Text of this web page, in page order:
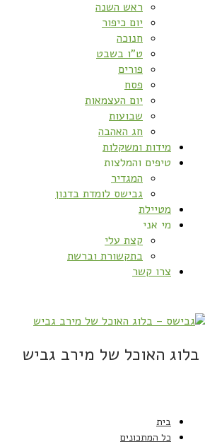
ראש השנה
יום כיפור
חנוכה
ט”ו בשבט
פורים
פסח
יום העצמאות
שבועות
חג האהבה
מידות ומשקלות
טיפים והמלצות
המגדיר
גבישס לומדת בדנון
מטיילת
מי אני
קצת עלי
בתקשורת וברשת
צרו קשר
בלוג האוכל של מירב גביש
בית
כל המתכונים